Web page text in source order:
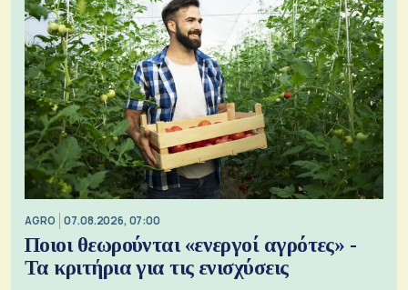
AGRO 07.08.2026, 07:00
Ποιοι θεωρούνται «ενεργοί αγρότες» -
Τα κριτήρια για τις ενισχύσεις